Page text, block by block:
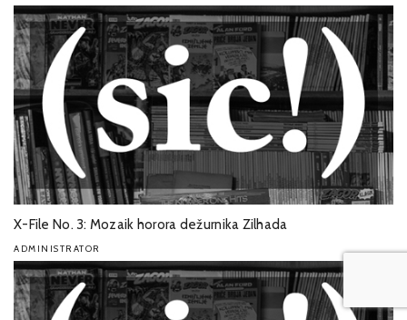
X-File No. 3: Mozaik horora dežurnika Zilhada
ADMINISTRATOR